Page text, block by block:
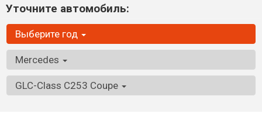
Уточните автомобиль:
Выберите год
Mercedes
GLC-Class C253 Coupe